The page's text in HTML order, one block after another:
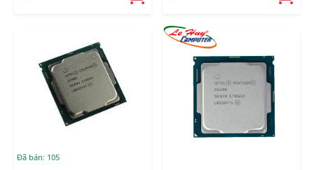
Đã bán: 105